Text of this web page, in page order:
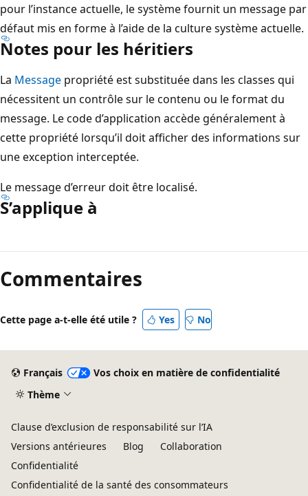
pour l’instance actuelle, le système fournit un message par
défaut mis en forme à l’aide de la culture système actuelle.
Notes pour les héritiers
La Message propriété est substituée dans les classes qui
nécessitent un contrôle sur le contenu ou le format du
message. Le code d’application accède généralement à
cette propriété lorsqu’il doit afficher des informations sur
une exception interceptée.
Le message d’erreur doit être localisé.
S’applique à
Commentaires
Cette page a-t-elle été utile ? Yes No
Français
Vos choix en matière de confidentialité
Thème
Clause d’exclusion de responsabilité sur l’IA
Versions antérieures
Blog
Collaboration
Confidentialité
Confidentialité de la santé des consommateurs